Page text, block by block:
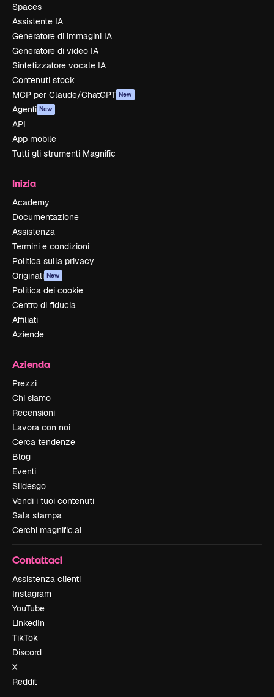
Spaces
Assistente IA
Generatore di immagini IA
Generatore di video IA
Sintetizzatore vocale IA
Contenuti stock
MCP per Claude/ChatGPT New
Agenti New
API
App mobile
Tutti gli strumenti Magnific
Inizia
Academy
Documentazione
Assistenza
Termini e condizioni
Politica sulla privacy
Originali New
Politica dei cookie
Centro di fiducia
Affiliati
Aziende
Azienda
Prezzi
Chi siamo
Recensioni
Lavora con noi
Cerca tendenze
Blog
Eventi
Slidesgo
Vendi i tuoi contenuti
Sala stampa
Cerchi magnific.ai
Contattaci
Assistenza clienti
Instagram
YouTube
LinkedIn
TikTok
Discord
X
Reddit